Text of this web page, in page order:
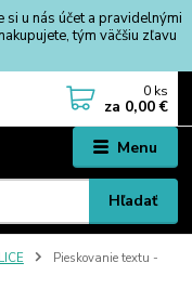
si u nás účet a pravidelnými
tým väčšiu zľavu
Menu
Hľadať
0 ks
za 0,00 €
Pieskovanie textu -